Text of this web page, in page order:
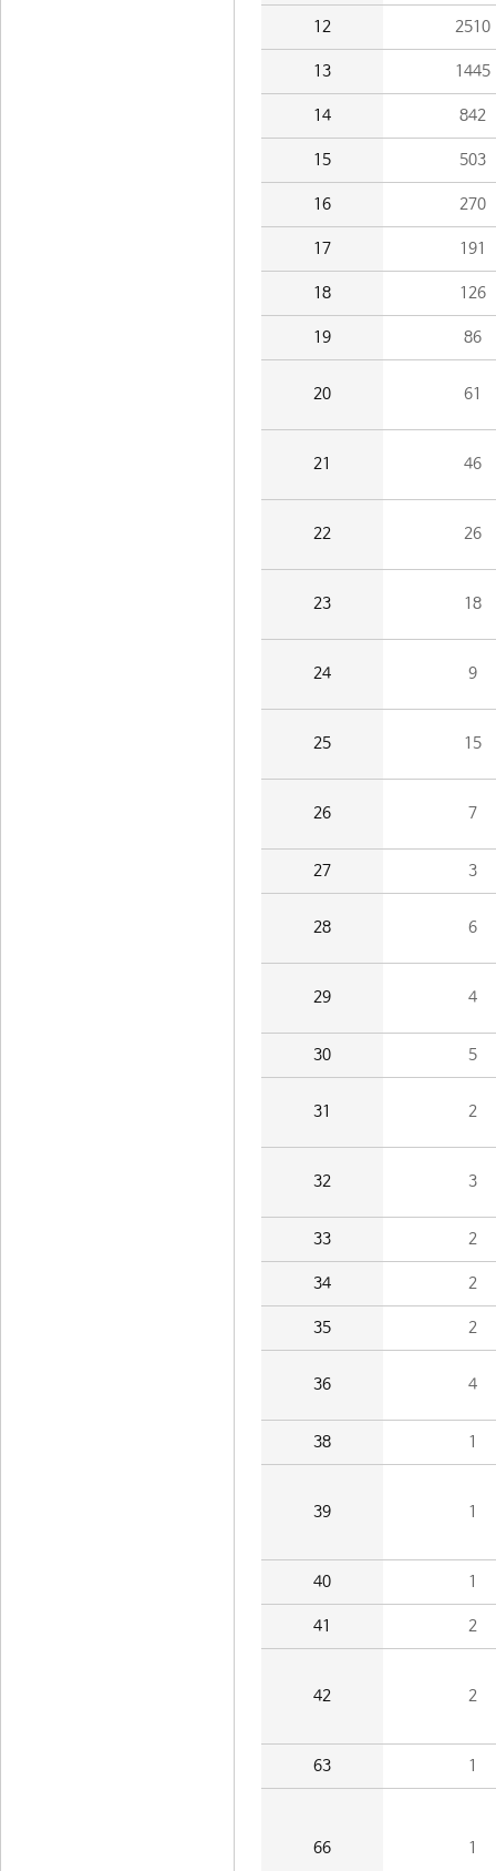
12 2510
13 1445
14 842
15 503
16 270
17 191
18 126
19 86
20 61
21 46
22 26
23 18
24 9
25 15
26 7
27 3
28 6
29 4
30 5
31 2
32 3
33 2
34 2
35 2
36 4
38 1
39 1
40 1
41 2
42 2
63 1
66 1